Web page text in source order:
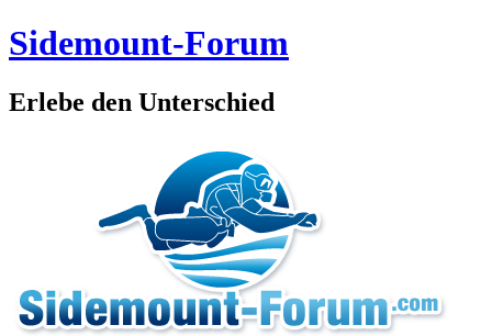
Sidemount-Forum
Erlebe den Unterschied